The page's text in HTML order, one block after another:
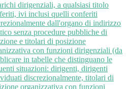
dirigenziali, a qualsiasi titolo
ivi inclusi quelli conferiti
dall'organo di indirizzo
senza procedure pubbliche di
e titolari di posizione
con funzioni dirigenziali (da
in tabelle che distinguano le
situazioni: dirigenti, dirigenti
discrezionalmente, titolari di
organizzativa con funzioni